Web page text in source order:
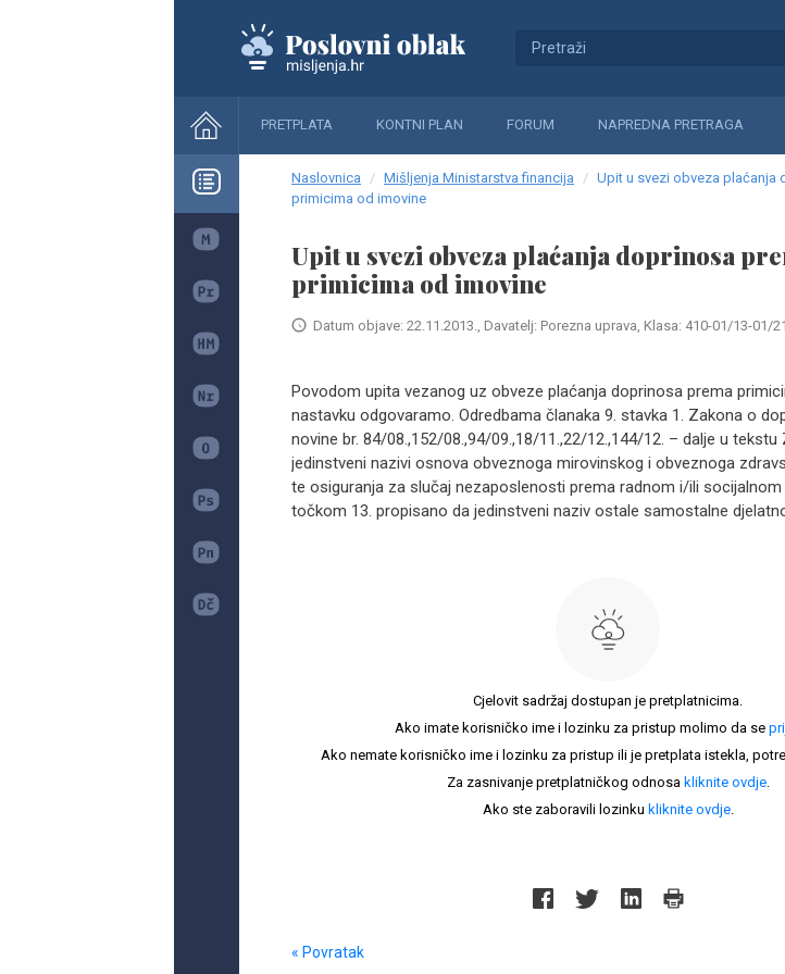
PRETPLATA KONTNI PLAN FORUM NAPREDNA PRETRAGA
Naslovnica Mišljenja Ministarstva financija
Upit u svezi obveza plaćanja
primicima od imovine
Upit u svezi obveza plaćanja doprinosa
primicima od imovine
Datum objave: 22.11.2013., Davatelj: Porezna uprava, Klasa: 410-01/13-01/21
Povodom upita vezanog uz obveze plaćanja doprinosa prema
nastavku odgovaramo. Odredbama članaka 9. stavka 1. Zakona o
novine br. 84/08.,152/08.,94/09.,18/11.,22/12.,144/12. – dalje u
jedinstveni nazivi osnova obveznoga mirovinskog i obveznoga
te osiguranja za slučaj nezaposlenosti prema radnom i/ili
točkom 13. propisano da jedinstveni naziv ostale samostalne
Cjelovit sadržaj dostupan je pretplatnicima.
Ako imate korisničko ime i lozinku za pristup molimo da se
Ako nemate korisničko ime i lozinku za pristup ili je pretplata istekla,
Za zasnivanje pretplatničkog odnosa kliknite ovdje.
Ako ste zaboravili lozinku kliknite ovdje.
« Povratak